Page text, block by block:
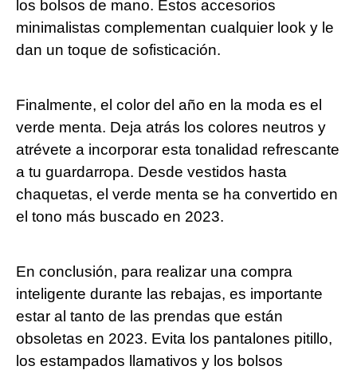
los bolsos de mano. Estos accesorios
minimalistas complementan cualquier look y le
dan un toque de sofisticación.
Finalmente, el color del año en la moda es el
verde menta. Deja atrás los colores neutros y
atrévete a incorporar esta tonalidad refrescante
a tu guardarropa. Desde vestidos hasta
chaquetas, el verde menta se ha convertido en
el tono más buscado en 2023.
En conclusión, para realizar una compra
inteligente durante las rebajas, es importante
estar al tanto de las prendas que están
obsoletas en 2023. Evita los pantalones pitillo,
los estampados llamativos y los bolsos